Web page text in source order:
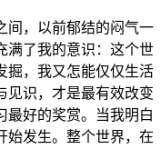
间，以前郁结的闷气一
满了我的意识：这个世
掘，我又怎能仅仅生活
见识，才是最有效改变
最好的奖赏。当我明白
始发生。整个世界，在